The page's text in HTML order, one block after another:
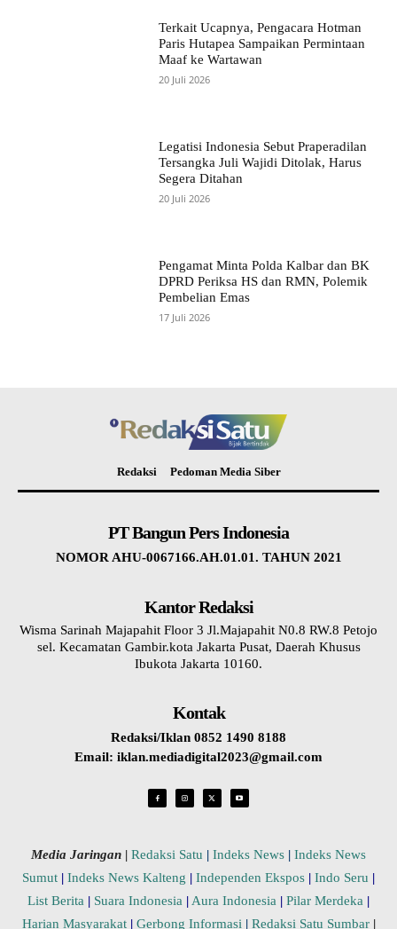
Terkait Ucapnya, Pengacara Hotman
Paris Hutapea Sampaikan Permintaan
Maaf ke Wartawan
20 Juli 2026
Legatisi Indonesia Sebut Praperadilan
Tersangka Juli Wajidi Ditolak, Harus
Segera Ditahan
20 Juli 2026
Pengamat Minta Polda Kalbar dan BK
DPRD Periksa HS dan RMN, Polemik
Pembelian Emas
17 Juli 2026
Redaksi Pedoman Media Siber
PT Bangun Pers Indonesia
NOMOR AHU-0067166.AH.01.01. TAHUN 2021
Kantor Redaksi
Wisma Sarinah Majapahit Floor 3 Jl.Majapahit N0.8 RW.8 Petojo
sel. Kecamatan Gambir.kota Jakarta Pusat, Daerah Khusus
Ibukota Jakarta 10160.
Kontak
Redaksi/Iklan 0852 1490 8188
Email: iklan.mediadigital2023@gmail.com
Media Jaringan | Redaksi Satu | Indeks News | Indeks News
Sumut | Indeks News Kalteng | Independen Ekspos | Indo Seru |
List Berita | Suara Indonesia | Aura Indonesia | Pilar Merdeka |
Harian Masyarakat | Gerbong Informasi | Redaksi Satu Sumbar |